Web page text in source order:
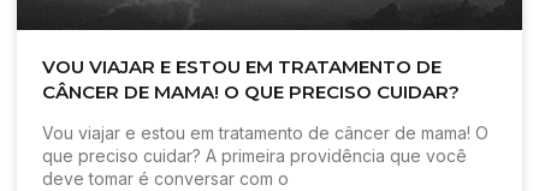
VOU VIAJAR E ESTOU EM TRATAMENTO DE
CÂNCER DE MAMA! O QUE PRECISO CUIDAR?
Vou viajar e estou em tratamento de câncer de mama! O
que preciso cuidar? A primeira providência que você
deve tomar é conversar com o